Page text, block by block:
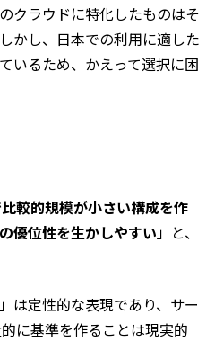
クラウドに特化したものはそ
かし、日本での利用に適した
いるため、かえって選択に困
較的規模が小さい構成を作
優位性を生かしやすい 」と、
は定性的な表現であり、サー
に基準を作ることは現実的